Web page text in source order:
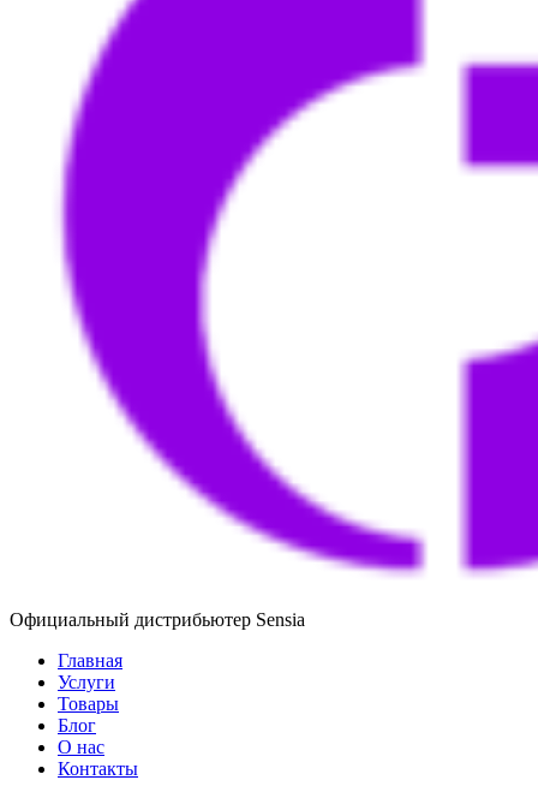
Официальный дистрибьютер Sensia
Главная
Услуги
Товары
Блог
О нас
Контакты